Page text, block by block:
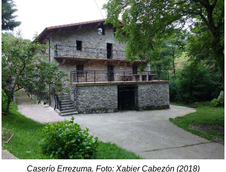
Caserío Errezuma. Foto: Xabier Cabezón (2018)